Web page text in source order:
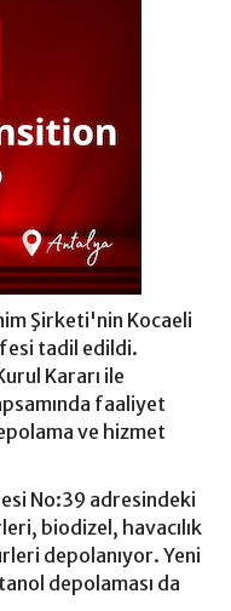
Şirketi'nin Kocaeli
tadil edildi.
Kararı ile
faaliyet
ve hizmet
No:39 adresindeki
biodizel, havacılık
depolanıyor. Yeni
depolaması da